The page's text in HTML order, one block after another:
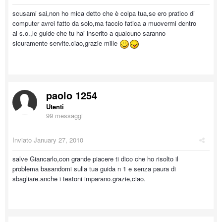
scusami sai,non ho mica detto che è colpa tua,se ero pratico di
computer avrei fatto da solo,ma faccio fatica a muovermi dentro
al s.o.,le guide che tu hai inserito a qualcuno saranno
sicuramente servite.ciao,grazie mille
paolo 1254
Utenti
99 messaggi
Inviato January 27, 2010
salve Giancarlo,con grande piacere ti dico che ho risolto il
problema basandomi sulla tua guida n 1 e senza paura di
sbagliare.anche i testoni imparano.grazie,ciao.